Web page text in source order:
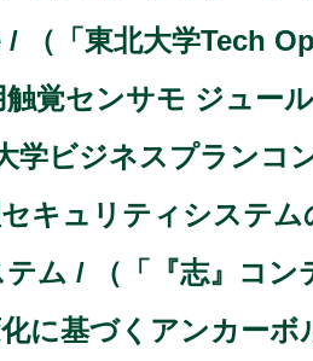
（「東北大学Tech
覚センサモ ジュー
学ビジネスプランコ
キュリティシステム
ム / （「『志』コ
に基づくアンカー